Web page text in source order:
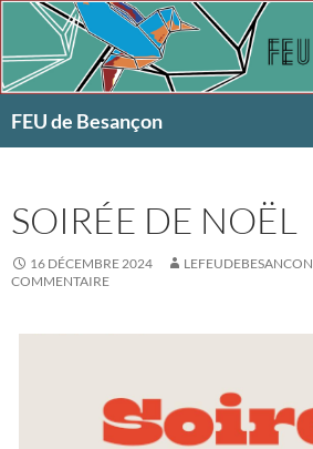
Aller
contenu
FEU de Besançon
SOIRÉE DE NOËL
16 DÉCEMBRE 2024 LEFEUDEBESANCON
COMMENTAIRE